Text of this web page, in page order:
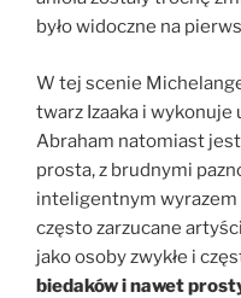
było widoczne na
W tej scenie
twarz Izaaka i
Abraham natomiast
prosta, z brudnymi
inteligentnym wyrazem
często zarzucane
jako osoby zwykłe i
biedaków i nawet